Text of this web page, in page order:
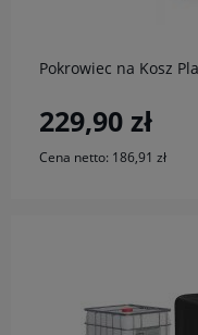
Pokrowiec na Kosz
229,90 zł
Cena netto: 186,91 zł